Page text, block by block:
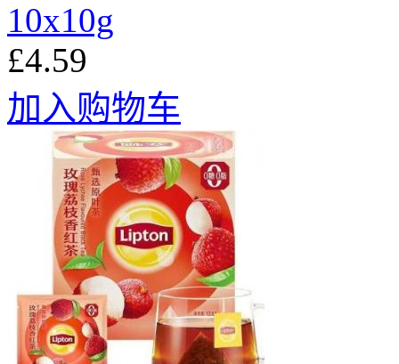
10x10g
£4.59
加入购物车